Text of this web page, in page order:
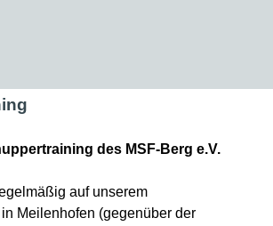
des MSF-Berg e.V.
auf unserem
Meilenhofen (gegenüber der